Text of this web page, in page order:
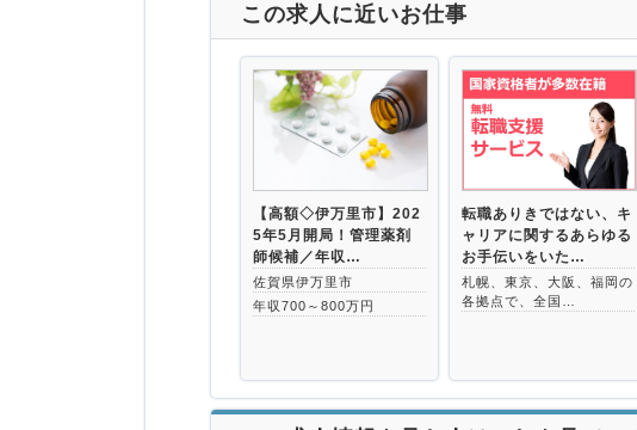
この求人に近いお仕事
【高額◇伊万里市】202
5年5月開局！管理薬剤
師候補／年収…
佐賀県伊万里市
年収700～800万円
転職ありきではない、キ
ャリアに関するあらゆる
お手伝いをいた…
札幌、東京、大阪、福岡の
各拠点で、全国…